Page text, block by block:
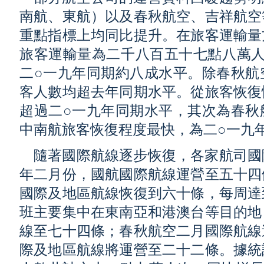
南航、東航）以及春秋航空、吉祥航
重點指標上均同比提升。在旅客運輸
旅客運輸量為二千八百五十七點八萬
二○一九年同期約八成水平。除春秋
客人數均超去年同期水平。從旅客恢
超過二○一九年同期水平，其次為春
中南航旅客恢復程度最快，為二○一九
隨著國際航線逐步恢復，各家航司
年二月份，國航國際航線運營至五十
國際及地區航線恢復到六十條，每周
班主要集中在東南亞和港澳台等目的
線至七十四條；春秋航空二月國際航
際及地區航線將運營至二十二條。據